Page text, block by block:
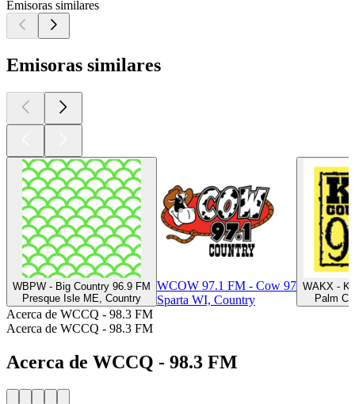
Emisoras similares
Emisoras similares
WBPW - Big Country 96.9 FM
Presque Isle ME, Country
WCOW 97.1 FM - Cow 97
Sparta WI, Country
WAKX -
Palm
Acerca de WCCQ - 98.3 FM
Acerca de WCCQ - 98.3 FM
Acerca de WCCQ - 98.3 FM